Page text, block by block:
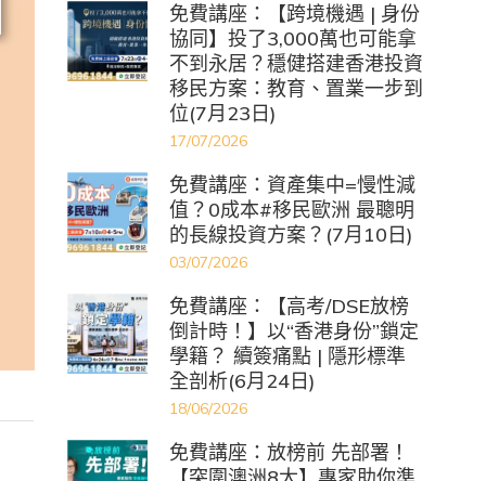
免費講座：【跨境機遇 | 身份
協同】投了3,000萬也可能拿
不到永居？穩健搭建香港投資
移民方案：教育、置業一步到
位(7月23日)
17/07/2026
免費講座：資產集中=慢性減
值？0成本#移民歐洲 最聰明
的長線投資方案？(7月10日)
03/07/2026
免費講座：【高考/DSE放榜
倒計時！】以“香港身份”鎖定
學籍？ 續簽痛點 | 隱形標準
全剖析(6月24日)
18/06/2026
免費講座：放榜前 先部署！